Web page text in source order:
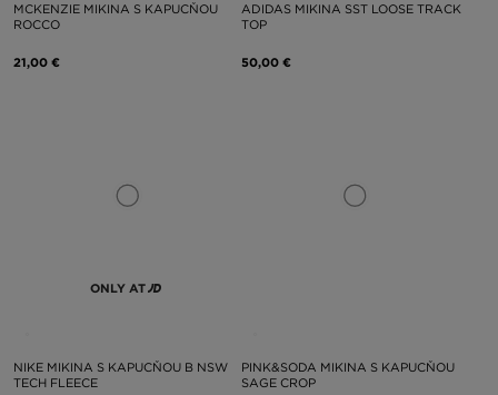
MCKENZIE MIKINA S KAPUCŇOU
ROCCO
21,00 €
ADIDAS MIKINA SST LOOSE TRACK
TOP
50,00 €
ONLY AT
NIKE MIKINA S KAPUCŇOU B NSW
TECH FLEECE
PINK&SODA MIKINA S KAPUCŇOU
SAGE CROP